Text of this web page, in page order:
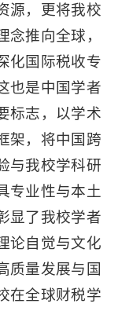
源，更将我校
念推向全球，
化国际税收专
也是中国学者
标志，以学术
架，将中国跨
与我校学科研
专业性与本土
显了我校学者
论自觉与文化
质量发展与国
在全球财税学